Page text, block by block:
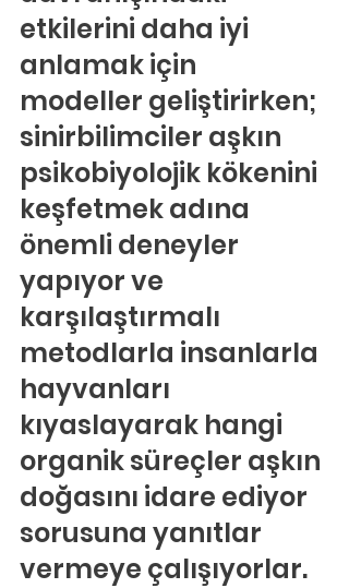
etkilerini daha iyi
anlamak için
modeller geliştirirken;
sinirbilimciler aşkın
psikobiyolojik kökenini
keşfetmek adına
önemli deneyler
yapıyor ve
karşılaştırmalı
metodlarla insanlarla
hayvanları
kıyaslayarak hangi
organik süreçler aşkın
doğasını idare ediyor
sorusuna yanıtlar
vermeye çalışıyorlar.